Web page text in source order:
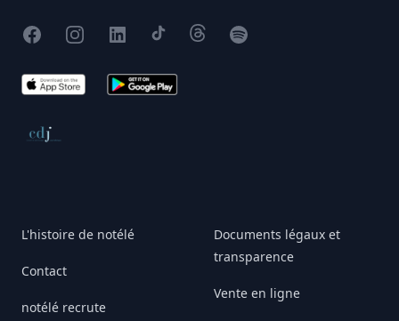
FacebookInstagram
X TikTokThreadsSpotify
App Store Google Play
Conseil de déontologie journalistique
L'histoire de notélé
Contact
notélé recrute
Documents légaux et
transparence
Vente en ligne